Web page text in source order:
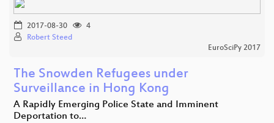
2017-08-30
4
Robert Steed
EuroSciPy 2017
The Snowden Refugees under
Surveillance in Hong Kong
A Rapidly Emerging Police State and Imminent
Deportation to…